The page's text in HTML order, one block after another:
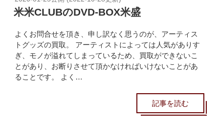
米米CLUBのDVD-BOX米盛
よくお問合せを頂き、申し訳なく思うのが、アーティス
トグッズの買取。 アーティストによっては人気がありす
ぎ、モノが溢れてしまっているため、買取ができないこ
とがあり、お断りさせて頂かなければいけないことがあ
ることです。 よく…
記事を読む